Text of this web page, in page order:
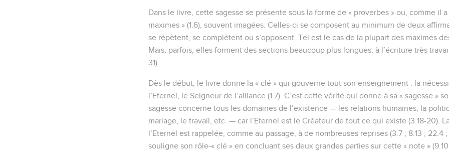
Dans le livre, cette sagesse se présente sous la forme de « proverbes » ou, comme il
maximes » (1.6), souvent imagées. Celles-ci se composent au minimum de deux
se répètent, se complètent ou s’opposent. Tel est le cas de la plupart des maximes des
Mais, parfois, elles forment des sections beaucoup plus longues, à l’écriture très
31).
Dès le début, le livre donne la « clé » qui gouverne tout son enseignement : la
l’Eternel, le Seigneur de l’alliance (1.7). C’est cette vérité qui donne à sa « sagesse »
sagesse concerne tous les domaines de l’existence — les relations humaines, la
mariage, le travail, etc. — car l’Eternel est le Créateur de tout ce qui existe (3.18-20).
l’Eternel est rappelée, comme au passage, à de nombreuses reprises (3.7 ; 8.13 ; 22.4
souligne son rôle-« clé » en concluant ses deux grandes parties sur cette « note » (9.10